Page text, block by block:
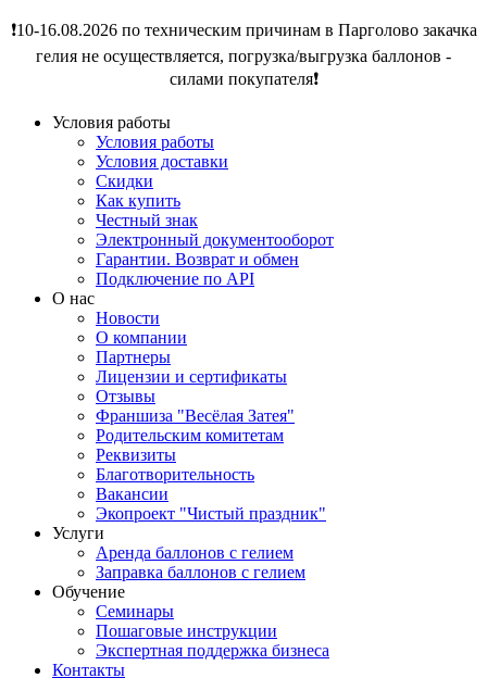
❗️10-16.08.2026 по техническим причинам в Парголово закачка
гелия не осуществляется, погрузка/выгрузка баллонов -
силами покупателя❗️
Условия работы
Условия работы
Условия доставки
Скидки
Как купить
Честный знак
Электронный документооборот
Гарантии. Возврат и обмен
Подключение по API
О нас
Новости
О компании
Партнеры
Лицензии и сертификаты
Отзывы
Франшиза "Весёлая Затея"
Родительским комитетам
Реквизиты
Благотворительность
Вакансии
Экопроект "Чистый праздник"
Услуги
Аренда баллонов с гелием
Заправка баллонов с гелием
Обучение
Семинары
Пошаговые инструкции
Экспертная поддержка бизнеса
Контакты